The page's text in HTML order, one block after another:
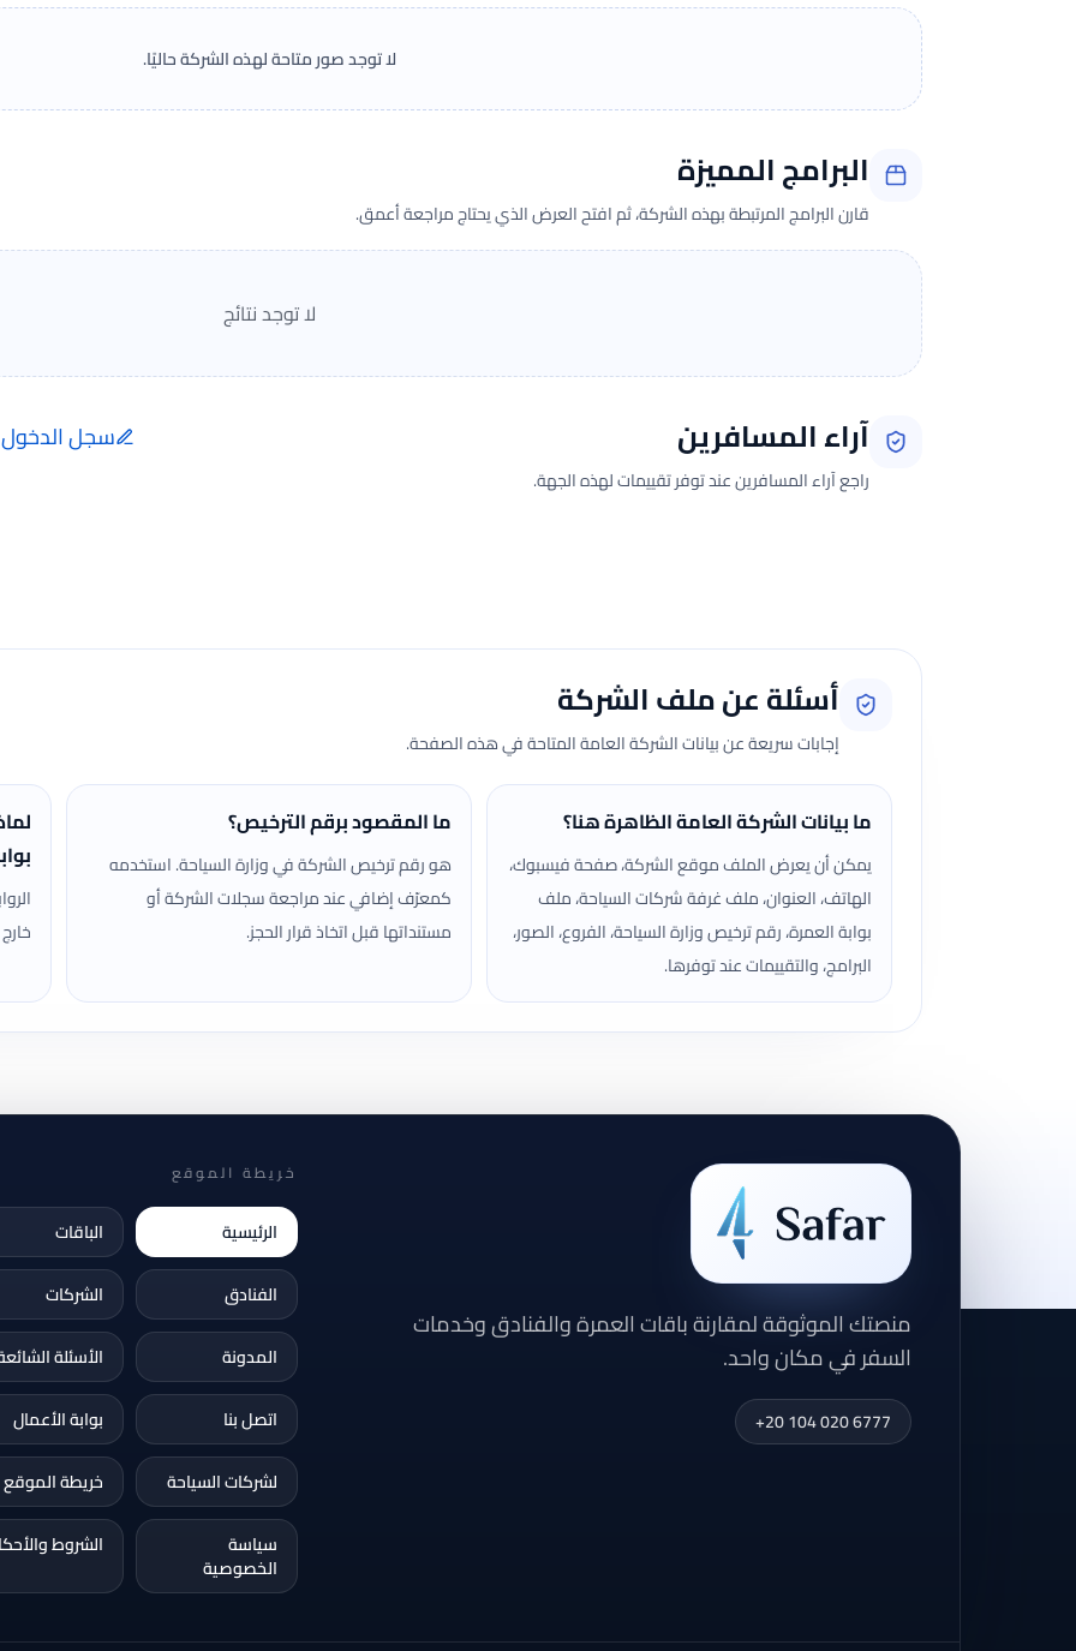
لا توجد صور متاحة لهذه الشركة حاليًا.
البرامج المميزة
قارن البرامج المرتبطة بهذه الشركة، ثم افتح العرض الذي يحتاج مراجعة أعمق.
لا توجد نتائج
آراء المسافرين
راجع آراء المسافرين عند توفر تقييمات لهذه الجهة.
سجل الدخول
أسئلة عن ملف الشركة
إجابات سريعة عن بيانات الشركة العامة المتاحة في هذه الصفحة.
ما بيانات الشركة العامة الظاهرة هنا؟
يمكن أن يعرض الملف موقع الشركة، صفحة فيسبوك،
الهاتف، العنوان، ملف غرفة شركات السياحة، ملف
بوابة العمرة، رقم ترخيص وزارة السياحة، الفروع، الصور،
البرامج، والتقييمات عند توفرها.
ما المقصود برقم الترخيص؟
هو رقم ترخيص الشركة في وزارة السياحة. استخدمه
كمعرّف إضافي عند مراجعة سجلات الشركة أو
مستنداتها قبل اتخاذ قرار الحجز.
منصتك الموثوقة لمقارنة باقات العمرة والفنادق وخدمات
السفر في مكان واحد.
+20 104 020 6777
خريطة الموقع
الرئيسية
الباقات
الفنادق
الشركات
المدونة
الأسئلة
اتصل بنا
بوابة الأعمال
لشركات السياحة
خريطة الموقع
سياسة
الخصوصية
الشروط